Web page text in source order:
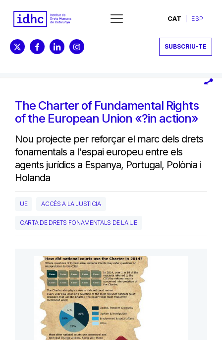
CAT ESP
SUBSCRIU-TE
The Charter of Fundamental Rights
of the European Union «?in action»
Nou projecte per reforçar el marc dels drets
fonamentals a l'espai europeu entre els
agents jurídics a Espanya, Portugal, Polònia i
Holanda
UE ACCÉS A LA JUSTICIA
CARTA DE DRETS FONAMENTALS DE LA UE